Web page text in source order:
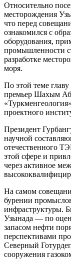
Относительно
месторождения
что перед
ознакомился с
оборудования,
промышленности
разработке
моря.
По этой теме
премьер Шахым
проектного
Президент
научной
отечественного
этой сфере и
через активное
На самом
бурении
инфраструктуры.
Узынада — по
запасом нефти
перспективами
Северный
сооружения